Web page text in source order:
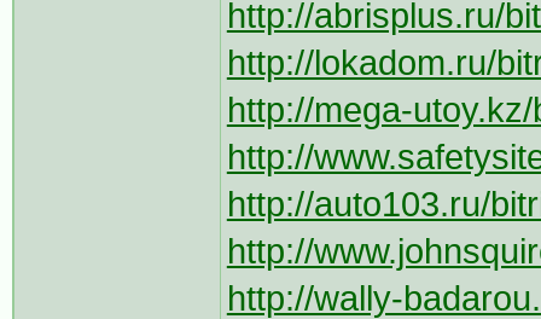
http://abrisplus.ru/
http://lokadom.ru/
http://mega-
http://
http://auto103.ru/
http://
http://wally-